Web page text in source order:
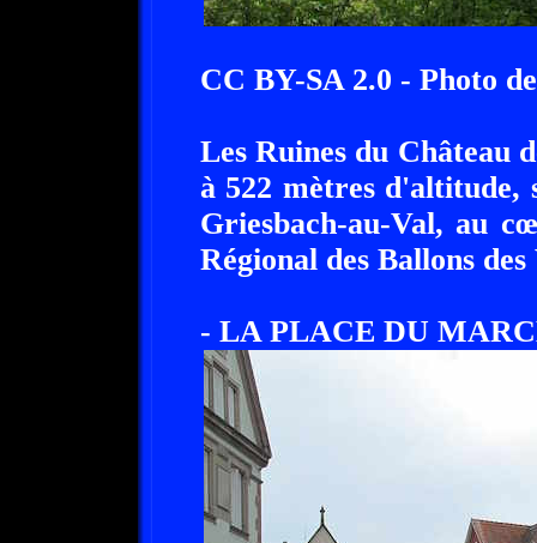
CC BY-SA 2.0 - Photo
Les Ruines du Château
à 522 mètres d'altitude,
Griesbach-au-Val, au
Régional des Ballons des
- LA PLACE DU